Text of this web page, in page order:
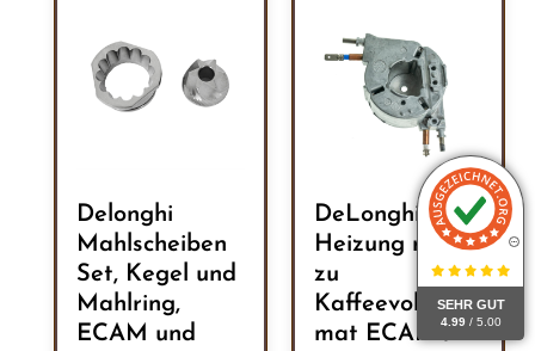
SEHR GUT
4.99 / 5.00
Delonghi
Mahlscheiben
Set, Kegel und
Mahlring,
ECAM und
DeLonghi
Heizung rund
zu
Kaffeevollauto
mat ECAM /